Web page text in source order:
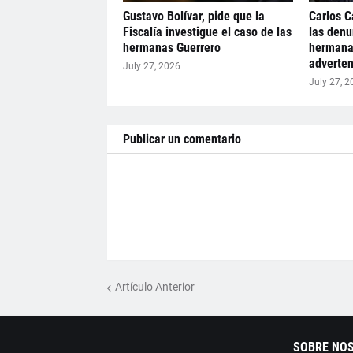
Gustavo Bolívar, pide que la
Fiscalía investigue el caso de las
hermanas Guerrero
July 27, 2026
Carlos
las
July 27,
Publicar un comentario
Artículo Anterior
SOBRE